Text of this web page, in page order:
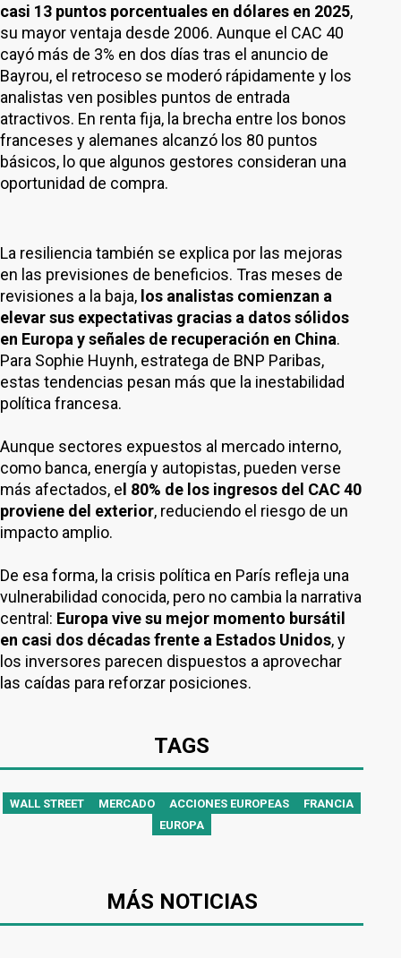
casi 13 puntos porcentuales en dólares en 2025,
su mayor ventaja desde 2006. Aunque el CAC 40
cayó más de 3% en dos días tras el anuncio de
Bayrou, el retroceso se moderó rápidamente y los
analistas ven posibles puntos de entrada
atractivos. En renta fija, la brecha entre los bonos
franceses y alemanes alcanzó los 80 puntos
básicos, lo que algunos gestores consideran una
oportunidad de compra.
La resiliencia también se explica por las mejoras
en las previsiones de beneficios. Tras meses de
revisiones a la baja, los analistas comienzan a
elevar sus expectativas gracias a datos sólidos
en Europa y señales de recuperación en China.
Para Sophie Huynh, estratega de BNP Paribas,
estas tendencias pesan más que la inestabilidad
política francesa.
Aunque sectores expuestos al mercado interno,
como banca, energía y autopistas, pueden verse
más afectados, e l 80% de los ingresos del CAC 40
proviene del exterior, reduciendo el riesgo de un
impacto amplio.
De esa forma, la crisis política en París refleja una
vulnerabilidad conocida, pero no cambia la narrativa
central: Europa vive su mejor momento bursátil
en casi dos décadas frente a Estados Unidos, y
los inversores parecen dispuestos a aprovechar
las caídas para reforzar posiciones.
TAGS
WALL STREET MERCADO ACCIONES EUROPEAS
FRANCIA
EUROPA
MÁS NOTICIAS